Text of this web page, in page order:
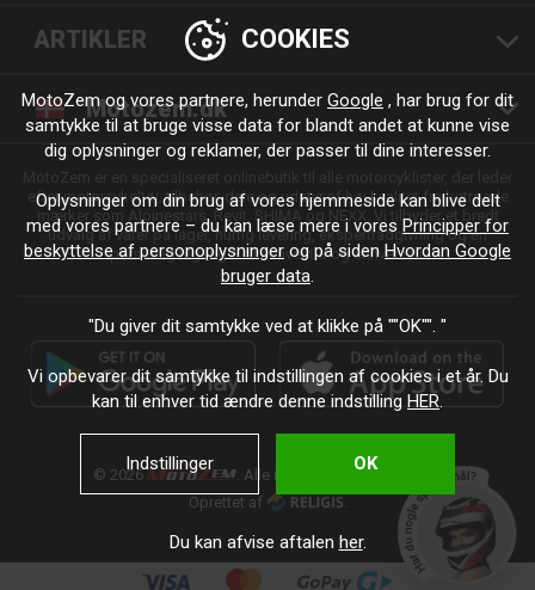
ARTIKLER
Motozem.dk
efter motorcykeltøj, tilbehør, dele og udstyr af høj kvalitet fra betroede
mærker som Alpinestars, Revit, SHIMA og NEXX. Vi tilbyder et bredt
udvalg af varer på lager, hurtig levering, ekspertrådgivning og en
personlig tilgang – til enhver tur og enhver stil.
© 2026
. Alle rettigheder forbeholdes.
Oprettet af
.
COOKIES
MotoZem og vores partnere, herunder Google , har brug for dit
samtykke til at bruge visse data for blandt andet at kunne vise
dig oplysninger og reklamer, der passer til dine interesser.
Oplysninger om din brug af vores hjemmeside kan blive delt
med vores partnere – du kan læse mere i vores Principper for
beskyttelse af personoplysninger og på siden Hvordan Google
bruger data.
"Du giver dit samtykke ved at klikke på ""OK"". "
Vi opbevarer dit samtykke til indstillingen af cookies i et år. Du
kan til enhver tid ændre denne indstilling HER.
Indstillinger OK
Du kan afvise aftalen her.